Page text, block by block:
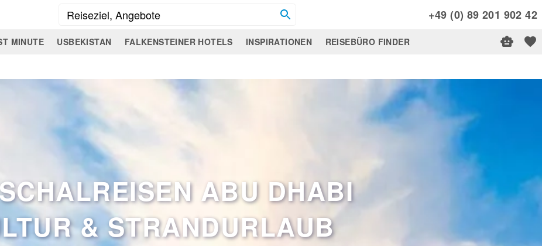
+49 (0) 89 201 902 42
MINUTE USBEKISTAN FALKENSTEINER HOTELS INSPIRATIONEN REISEBÜRO FINDER
ABU DHABI
& STRANDURLAUB